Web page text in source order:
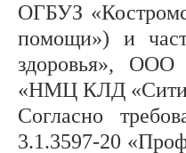
ОГБУЗ
помощи») и
здоровья»,
«НМЦ КЛД
Согласно
3.1.3597-20